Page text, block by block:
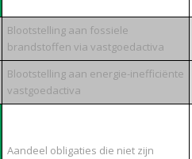
Blootstelling aan fossiele
brandstoffen via vastgoedactiva
Blootstelling aan energie-inefficiënte
vastgoedactiva
Aandeel obligaties die niet zijn